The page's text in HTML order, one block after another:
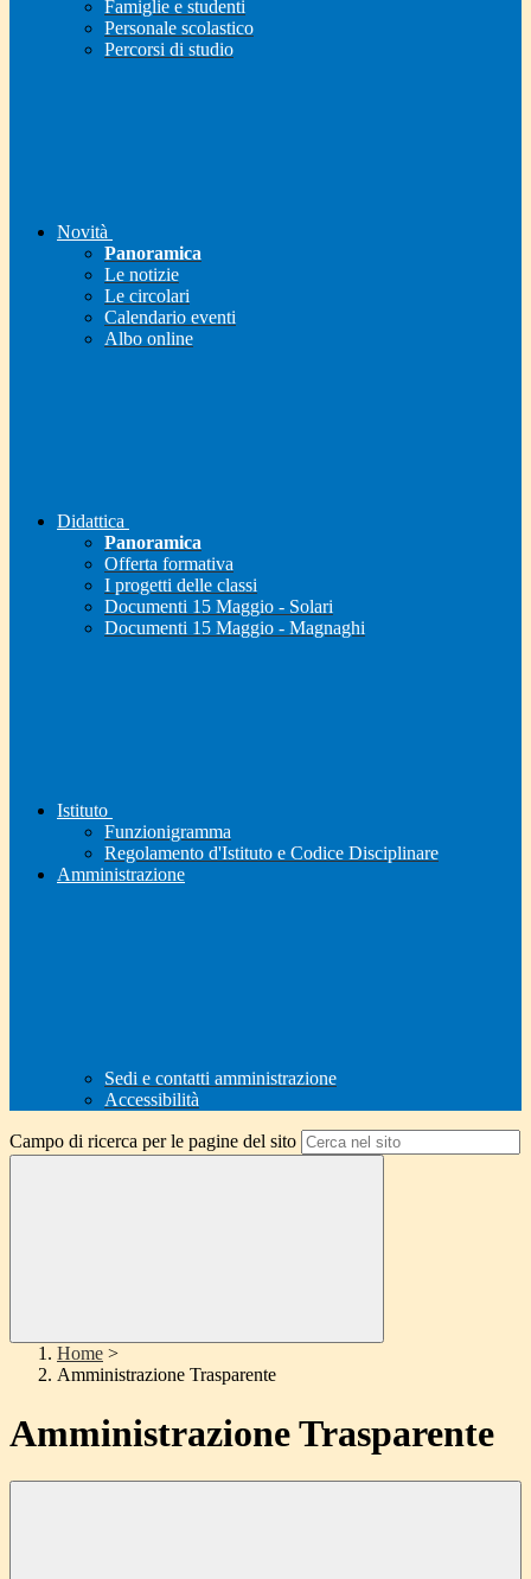
Famiglie e studenti
Personale scolastico
Percorsi di studio
Novità
Panoramica
Le notizie
Le circolari
Calendario eventi
Albo online
Didattica
Panoramica
Offerta formativa
I progetti delle classi
Documenti 15 Maggio - Solari
Documenti 15 Maggio - Magnaghi
Istituto
Funzionigramma
Regolamento d'Istituto e Codice Disciplinare
Amministrazione
Sedi e contatti amministrazione
Accessibilità
Campo di ricerca per le pagine del sito
Home >
Amministrazione Trasparente
Amministrazione Trasparente